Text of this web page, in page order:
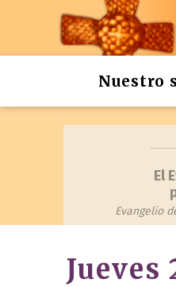
Nuestro
El
Evangelio
Jueves